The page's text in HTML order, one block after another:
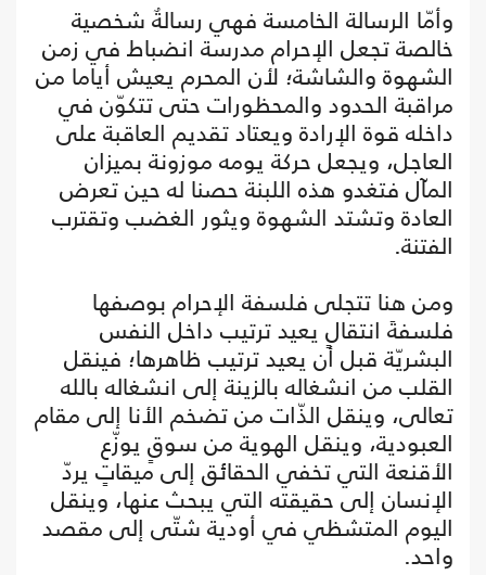
وأمّا الرسالة الخامسة فهي رسالةٌ شخصية
خالصة تجعل الإحرام مدرسة انضباط في زمن
الشهوة والشاشة؛ لأن المحرم يعيش أياما من
مراقبة الحدود والمحظورات حتى تتكوّن في
داخله قوة الإرادة ويعتاد تقديم العاقبة على
العاجل، ويجعل حركة يومه موزونة بميزان
المآل فتغدو هذه اللبنة حصنا له حين تعرض
العادة وتشتد الشهوة ويثور الغضب وتقترب
الفتنة.
ومن هنا تتجلى فلسفة الإحرام بوصفها
فلسفةَ انتقالٍ يعيد ترتيب داخل النفس
البشريّة قبل أن يعيد ترتيب ظاهرها؛ فينقل
القلب من انشغاله بالزينة إلى انشغاله بالله
تعالى، وينقل الذّات من تضخم الأنا إلى مقام
العبودية، وينقل الهوية من سوقٍ يوزّع
الأقنعة التي تخفي الحقائق إلى ميقاتٍ يردّ
الإنسان إلى حقيقته التي يبحث عنها، وينقل
اليوم المتشظي في أودية شتّى إلى مقصد
واحد.